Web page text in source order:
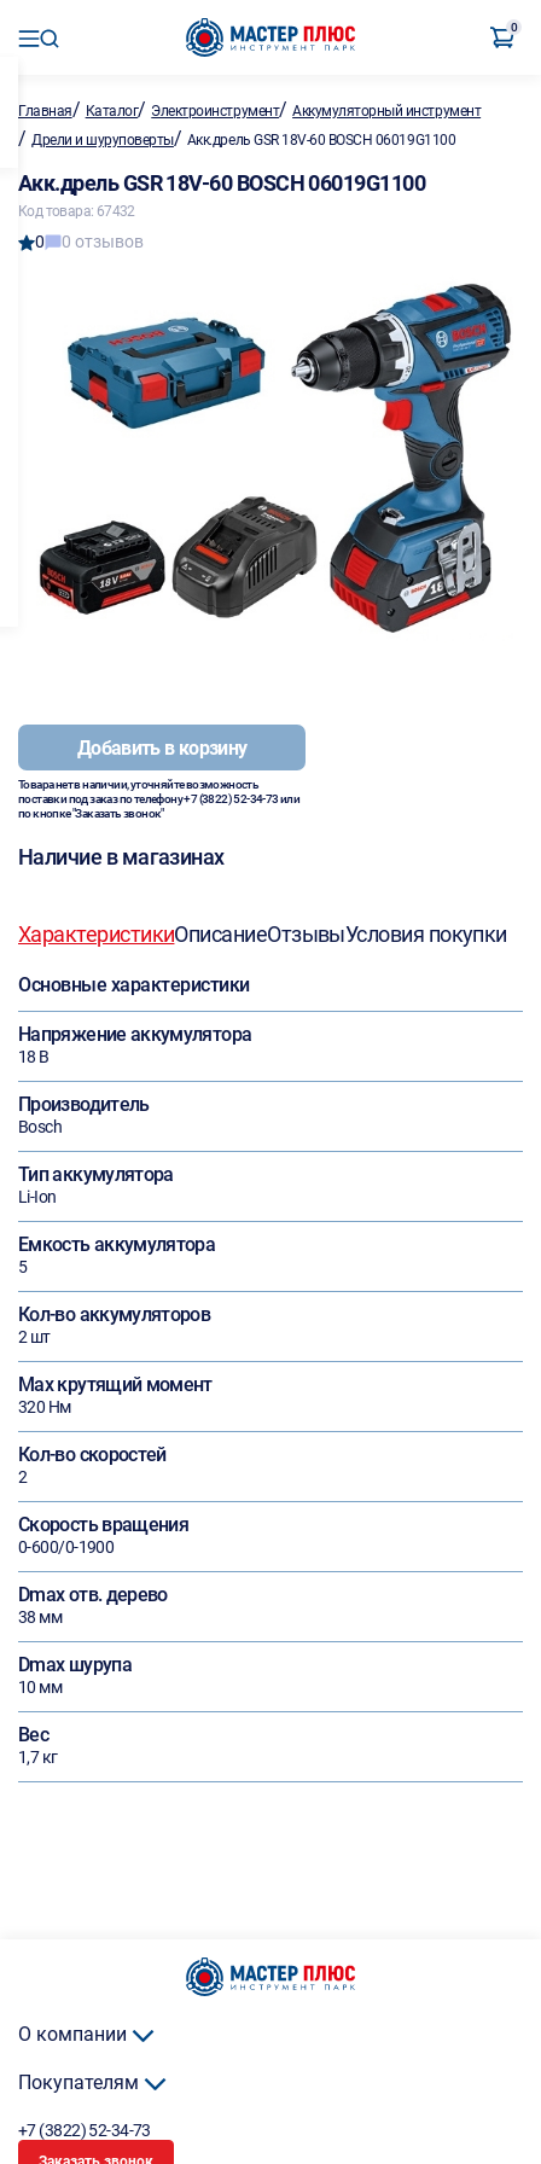
0
Главная/ Каталог/ Электроинструмент/Аккумуляторный инструмент
/ Дрели и шуруповерты/ Акк.дрель GSR 18V-60 BOSCH 06019G1100
Акк.дрель GSR 18V-60 BOSCH 06019G1100
Код товара: 67432
0 0 отзывов
Добавить в корзину
Товара нет в наличии, уточняйте возможность
поставки под заказ по телефону+7 (3822) 52-34-73или
по кнопке "Заказать звонок"
Наличие в магазинах
ХарактеристикиОписаниеОтзывыУсловия покупки
Основные характеристики
Напряжение аккумулятора
18 В
Производитель
Bosch
Тип аккумулятора
Li-Ion
Емкость аккумулятора
5
Кол-во аккумуляторов
2 шт
Max крутящий момент
320 Нм
Кол-во скоростей
2
Скорость вращения
0-600/0-1900
Dmax отв. дерево
38 мм
Dmax шурупа
10 мм
Вес
1,7 кг
О компании
Покупателям
+7 (3822) 52-34-73